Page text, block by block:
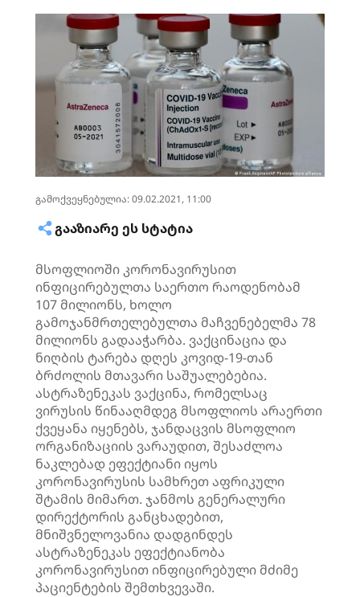
გამოქვეყნებულია: 09.02.2021, 11:00
ᲒᲐᲐᲖᲘᲐᲠᲔ ᲔᲡ ᲡᲢᲐᲢᲘᲐ
მსოფლიოში კორონავირუსით
ინფიცირებულთა საერთო რაოდენობამ
107 მილიონს, ხოლო
გამოჯანმრთელებულთა მაჩვენებელმა 78
მილიონს გადააჭარბა. ვაქცინაცია და
ნიღბის ტარება დღეს კოვიდ-19-თან
ბრძოლის მთავარი საშუალებებია.
ასტრაზენეკას ვაქცინა, რომელსაც
ვირუსის წინააღმდეგ მსოფლიოს არაერთი
ქვეყანა იყენებს, ჯანდაცვის მსოფლიო
ორგანიზაციის ვარაუდით, შესაძლოა
ნაკლებად ეფექტიანი იყოს
კორონავირუსის სამხრეთ აფრიკული
შტამის მიმართ. ჯანმოს გენერალური
დირექტორის განცხადებით,
მნიშვნელოვანია დადგინდეს
ასტრაზენეკას ეფექტიანობა
კორონავირუსით ინფიცირებული მძიმე
პაციენტების შემთხვევაში.